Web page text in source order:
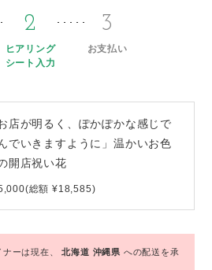
2
ヒアリング
シート入力
3
お支払い
お店が明るく、ぽかぽかな感じで
でいきますように」温かいお色
開店祝い花
総額 ¥18,585)
ナーは現在、北海道 沖縄県 への配送を承